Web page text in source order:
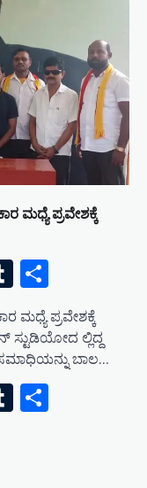
ಮಧ್ಯೆ ಪ್ರವೇಶಕ್ಕೆ
Tumblr
ಮಧ್ಯೆ ಪ್ರವೇಶಕ್ಕೆ
ಲ್ಲಿದ್ದ
ಬಾಲ…
Tumblr